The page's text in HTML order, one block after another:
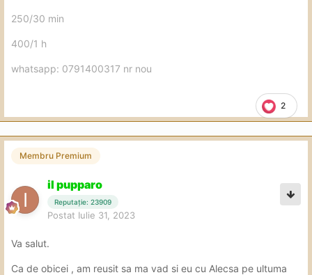
2
250/30 min
400/1 h
whatsapp: 0791400317 nr nou
Membru Premium
il pupparo
Reputație: 23909
Postat Iulie 31, 2023
Va salut.
Ca de obicei , am reusit sa ma vad si eu cu Alecsa pe ultuma